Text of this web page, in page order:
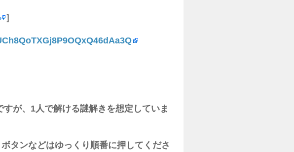
］
が、1人で解ける謎解きを想定していま
ゆっくり順番に押してくださ